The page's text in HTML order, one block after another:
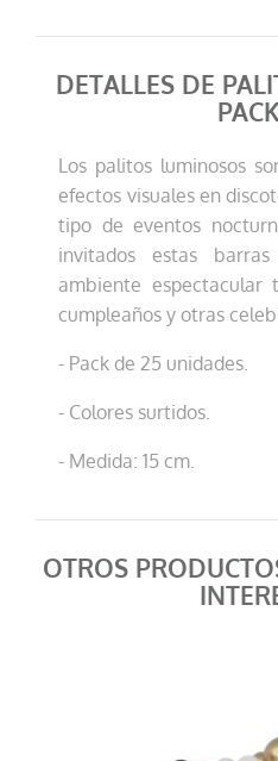
DETALLES DE
Los palitos luminosos
efectos visuales en
tipo de eventos
invitados estas
ambiente
cumpleaños y otras
- Pack de 25 unidades.
- Colores surtidos.
- Medida: 15 cm.
OTROS